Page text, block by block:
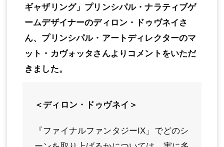
ギャザリング」プリンシパル・ナラティブゲ
ームデザイナーのディロン・ドゥヴネイさ
ん、プリンシパル・アートディレクターのマ
ット・カヴォッタさんよりコメントをいただ
きました。
＜ディロン・ドゥヴネイ＞
『ファイナルファンタジーIX」でどのシ